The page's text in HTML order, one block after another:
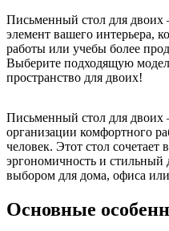
Письменный стол для двоих
элемент вашего интерьера,
работы или учебы более
Выберите подходящую
пространство для двоих!
Письменный стол для двоих
организации комфортного
человек. Этот стол сочетает
эргономичность и стильный
выбором для дома, офиса
Основные